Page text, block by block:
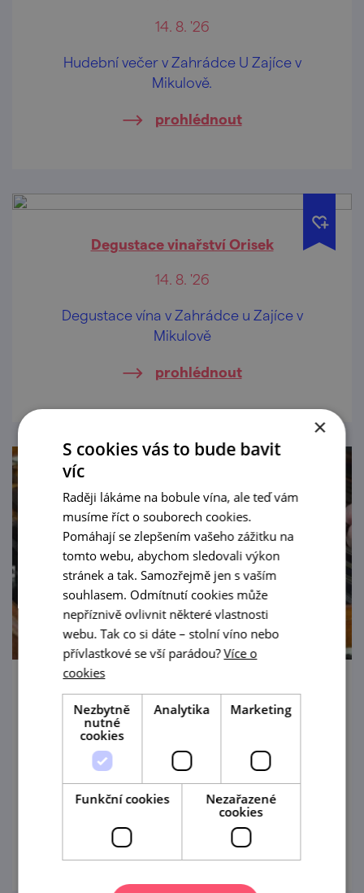
14. 8. '26
Hudební večer v Zahrádce U Zajíce v
Mikulově.
prohlédnout
Degustace vinařství Orisek
14. 8. '26
Degustace vína v Zahrádce u Zajíce v
Mikulově
prohlédnout
Živá hudba U Zajíce - Neoveská cimbálová
muzika
14. 8. '26
Hudební večer v Zahrádce U Zajíce v
Mikulově.
prohlédnout
×
S cookies vás to bude bavit
víc
Raději lákáme na bobule vína, ale teď vám
musíme říct o souborech cookies.
Pomáhají se zlepšením vašeho zážitku na
tomto webu, abychom sledovali výkon
stránek a tak. Samozřejmě jen s vaším
souhlasem. Odmítnutí cookies může
nepříznivě ovlivnit některé vlastnosti
webu. Tak co si dáte – stolní víno nebo
přívlastkové se vší parádou?Více o
cookies
Nezbytně
nutné
cookies
Analytika Marketing
Funkční cookies
Nezařazené
cookies